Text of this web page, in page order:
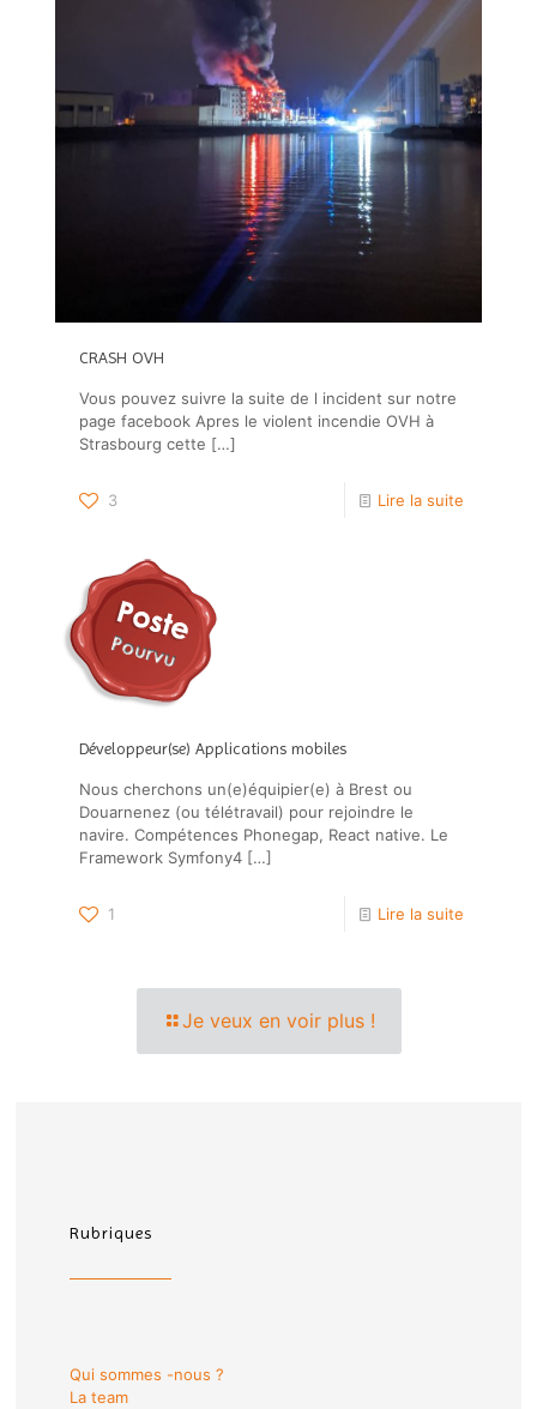
CRASH OVH
Vous pouvez suivre la suite de l incident sur notre
page facebook Apres le violent incendie OVH à
Strasbourg cette […]
3 Lire la suite
Développeur(se) Applications mobiles
Nous cherchons un(e)équipier(e) à Brest ou
Douarnenez (ou télétravail) pour rejoindre le
navire. Compétences Phonegap, React native. Le
Framework Symfony4 […]
1 Lire la suite
Je veux en voir plus !
Rubriques
Qui sommes -nous ?
La team